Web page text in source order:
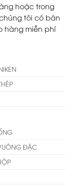
hoặc trong
tôi có bán
hàng miễn phí
ĐẶC